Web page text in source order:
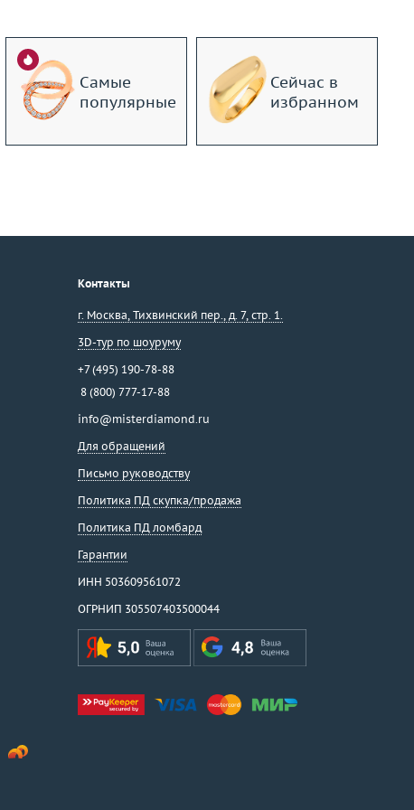
Самые
популярные
Сейчас в
избранном
Контакты
г. Москва, Тихвинский пер., д. 7, стр. 1.
3D-тур по шоуруму
+7 (495) 190-78-88
8 (800) 777-17-88
info@misterdiamond.ru
Для обращений
Письмо руководству
Политика ПД скупка/продажа
Политика ПД ломбард
Гарантии
ИНН 503609561072
ОГРНИП 305507403500044